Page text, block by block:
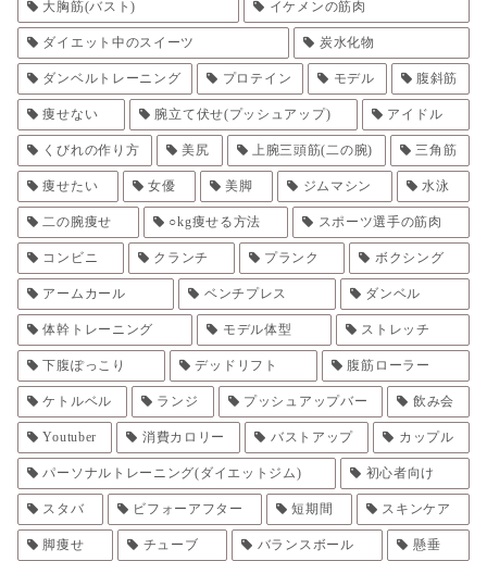
大胸筋(バスト) イケメンの筋肉
ダイエット中のスイーツ 炭水化物
ダンベルトレーニング プロテイン モデル 腹斜筋
痩せない 腕立て伏せ(プッシュアップ) アイドル
くびれの作り方 美尻 上腕三頭筋(二の腕) 三角筋
痩せたい 女優 美脚 ジムマシン 水泳
二の腕痩せ ○kg痩せる方法 スポーツ選手の筋肉
コンビニ クランチ プランク ボクシング
アームカール ベンチプレス ダンベル
体幹トレーニング モデル体型 ストレッチ
下腹ぽっこり デッドリフト 腹筋ローラー
ケトルベル ランジ プッシュアップバー 飲み会
Youtuber 消費カロリー バストアップ カップル
パーソナルトレーニング(ダイエットジム) 初心者向け
スタバ ビフォーアフター 短期間 スキンケア
脚痩せ チューブ バランスボール 懸垂